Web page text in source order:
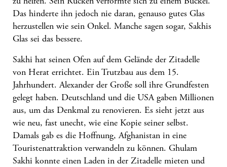
Das hinderte ihn jedoch nie daran, genauso gutes Glas
herzustellen wie sein Onkel. Manche sagen sogar, Sakhis
Glas sei das bessere.
Sakhi hat seinen Ofen auf dem Gelände der Zitadelle
von Herat errichtet. Ein Trutzbau aus dem 15.
Jahrhundert. Alexander der Große soll ihre Grundfesten
gelegt haben. Deutschland und die USA gaben Millionen
aus, um das Denkmal zu renovieren. Es sieht jetzt aus
wie neu, fast unecht, wie eine Kopie seiner selbst.
Damals gab es die Hoffnung, Afghanistan in eine
Touristenattraktion verwandeln zu können. Ghulam
Sakhi konnte einen Laden in der Zitadelle mieten und